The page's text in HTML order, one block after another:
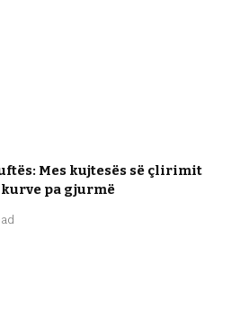
Mes kujtesës së çlirimit
pa gjurmë